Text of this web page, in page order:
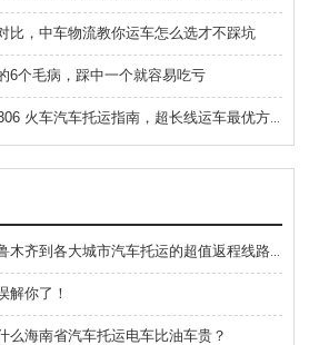
比，中车物流教你运车怎么选才不踩坑
6个毛病，踩中一个就容易吃亏
中车物流7-9 月暑期 12306 火车汽车托运指南，超长线运车最优方案
省钱攻略来了！揭秘乌鲁木齐到各大城市汽车托运的超值返程线路！
解你了！
么海南省汽车托运电车比油车贵？